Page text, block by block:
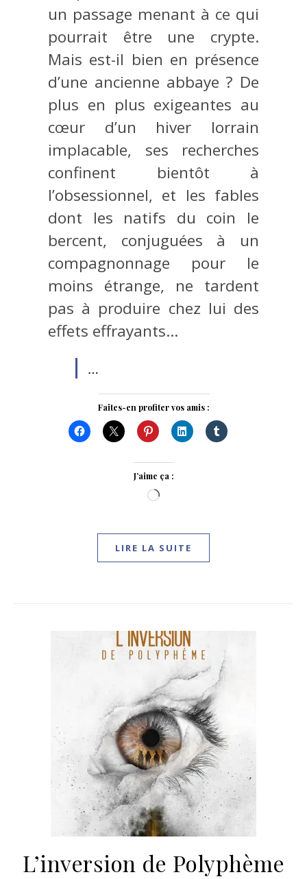
un passage menant à ce qui
pourrait être une crypte.
Mais est-il bien en présence
d’une ancienne abbaye ? De
plus en plus exigeantes au
cœur d’un hiver lorrain
implacable, ses recherches
confinent bientôt à
l’obsessionnel, et les fables
dont les natifs du coin le
bercent, conjuguées à un
compagnonnage pour le
moins étrange, ne tardent
pas à produire chez lui des
effets effrayants…
…
Faites-en profiter vos amis :
J’aime ça :
Chargement…
LIRE LA SUITE
L’inversion de Polyphème